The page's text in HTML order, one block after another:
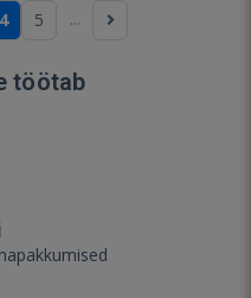
4 5 ...
töötab